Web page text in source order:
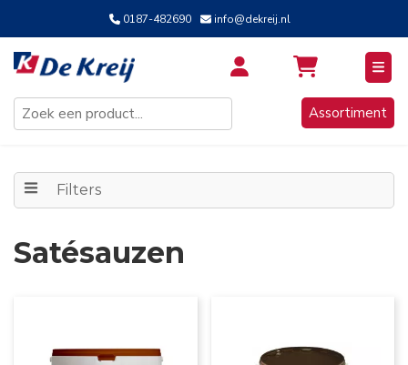
0187-482690 info@dekreij.nl
Inloggen / Aanmelden
Assortiment
Filters
Satésauzen